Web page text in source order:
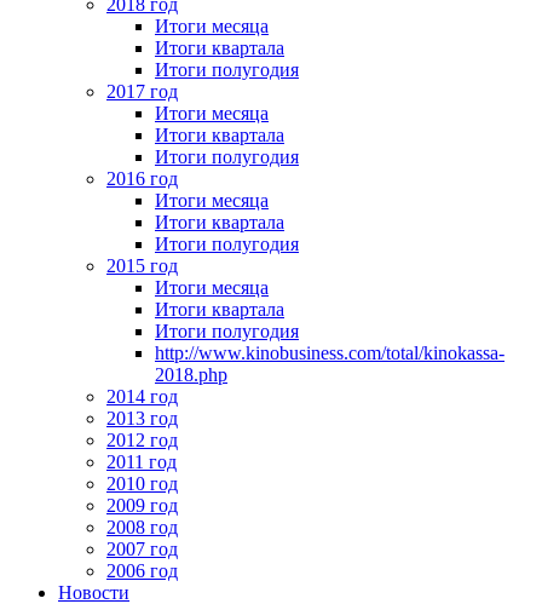
2018 год
Итоги месяца
Итоги квартала
Итоги полугодия
2017 год
Итоги месяца
Итоги квартала
Итоги полугодия
2016 год
Итоги месяца
Итоги квартала
Итоги полугодия
2015 год
Итоги месяца
Итоги квартала
Итоги полугодия
http://www.kinobusiness.com/total/kinokassa-
2018.php
2014 год
2013 год
2012 год
2011 год
2010 год
2009 год
2008 год
2007 год
2006 год
Новости